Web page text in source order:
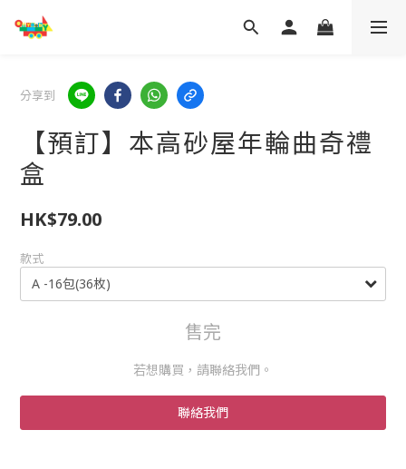
分享到
【預訂】本高砂屋年輪曲奇禮
盒
HK$79.00
款式
售完
若想購買，請聯絡我們。
聯絡我們